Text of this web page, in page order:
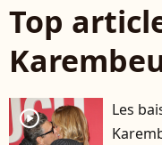
Top
player2
Les